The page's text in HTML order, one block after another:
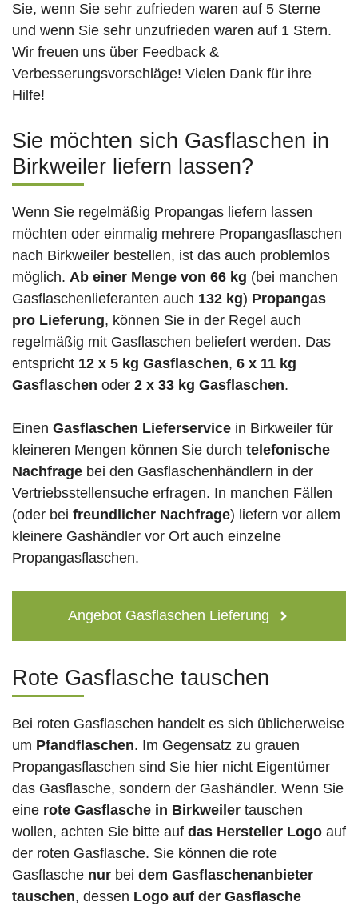
Sie, wenn Sie sehr zufrieden waren auf 5 Sterne
und wenn Sie sehr unzufrieden waren auf 1 Stern.
Wir freuen uns über Feedback &
Verbesserungsvorschläge! Vielen Dank für ihre
Hilfe!
Sie möchten sich Gasflaschen in
Birkweiler liefern lassen?
Wenn Sie regelmäßig Propangas liefern lassen
möchten oder einmalig mehrere Propangasflaschen
nach Birkweiler bestellen, ist das auch problemlos
möglich. Ab einer Menge von 66 kg (bei manchen
Gasflaschenlieferanten auch 132 kg) Propangas
pro Lieferung, können Sie in der Regel auch
regelmäßig mit Gasflaschen beliefert werden. Das
entspricht 12 x 5 kg Gasflaschen, 6 x 11 kg
Gasflaschen oder 2 x 33 kg Gasflaschen.
Einen Gasflaschen Lieferservice in Birkweiler für
kleineren Mengen können Sie durch telefonische
Nachfrage bei den Gasflaschenhändlern in der
Vertriebsstellensuche erfragen. In manchen Fällen
(oder bei freundlicher Nachfrage) liefern vor allem
kleinere Gashändler vor Ort auch einzelne
Propangasflaschen.
Angebot Gasflaschen Lieferung
Rote Gasflasche tauschen
Bei roten Gasflaschen handelt es sich üblicherweise
um Pfandflaschen. Im Gegensatz zu grauen
Propangasflaschen sind Sie hier nicht Eigentümer
das Gasflasche, sondern der Gashändler. Wenn Sie
eine rote Gasflasche in Birkweiler tauschen
wollen, achten Sie bitte auf das Hersteller Logo auf
der roten Gasflasche. Sie können die rote
Gasflasche nur bei dem Gasflaschenanbieter
tauschen, dessen Logo auf der Gasflasche